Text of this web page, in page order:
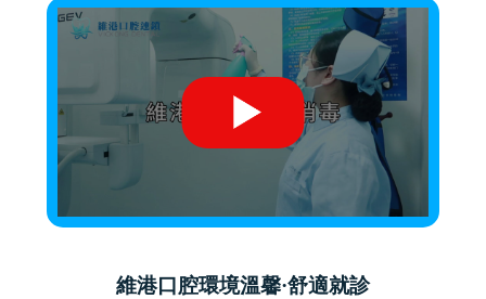
維港口腔環境溫馨·舒適就診